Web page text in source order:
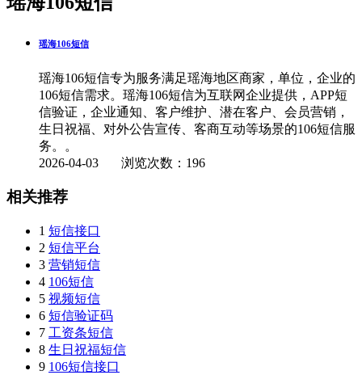
瑶海106短信
瑶海106短信专为服务满足瑶海地区商家，单位，企业的
106短信需求。瑶海106短信为互联网企业提供，APP短
信验证，企业通知、客户维护、潜在客户、会员营销，
生日祝福、对外公告宣传、客商互动等场景的106短信服
务。。
2026-04-03 浏览次数：196
相关推荐
1 短信接口
2 短信平台
3 营销短信
4 106短信
5 视频短信
6 短信验证码
7 工资条短信
8 生日祝福短信
9 106短信接口